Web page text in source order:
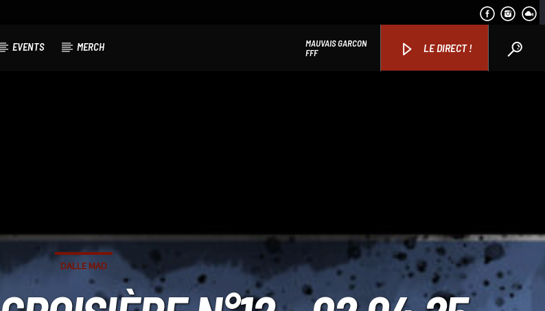
EVENTS MERCH LE DIRECT !
MAUVAIS GARCON
FFF
DALLE MAD